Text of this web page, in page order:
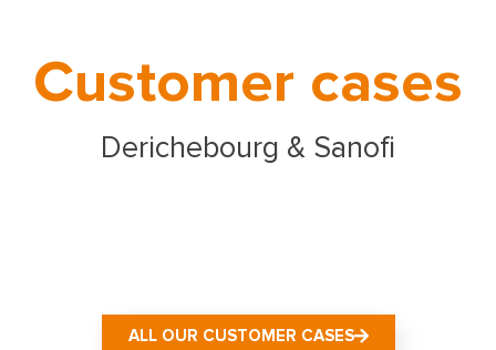
Customer cases
Derichebourg & Sanofi
ALL OUR CUSTOMER CASES